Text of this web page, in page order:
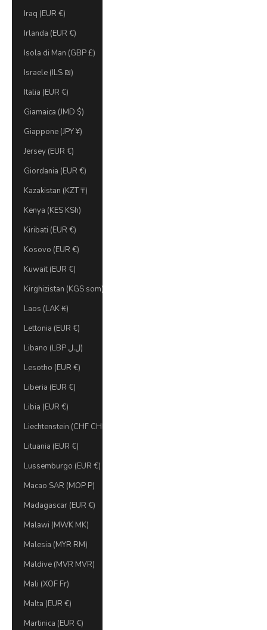
Iraq (EUR €)
Irlanda (EUR €)
Isola di Man (GBP £)
Israele (ILS ₪)
Italia (EUR €)
Giamaica (JMD $)
Giappone (JPY ¥)
Jersey (EUR €)
Giordania (EUR €)
Kazakistan (KZT ₸)
Kenya (KES KSh)
Kiribati (EUR €)
Kosovo (EUR €)
Kuwait (EUR €)
Kirghizistan (KGS som)
Laos (LAK ₭)
Lettonia (EUR €)
Libano (LBP ل.ل)
Lesotho (EUR €)
Liberia (EUR €)
Libia (EUR €)
Liechtenstein (CHF CHF)
Lituania (EUR €)
Lussemburgo (EUR €)
Macao SAR (MOP P)
Madagascar (EUR €)
Malawi (MWK MK)
Malesia (MYR RM)
Maldive (MVR MVR)
Mali (XOF Fr)
Malta (EUR €)
Martinica (EUR €)